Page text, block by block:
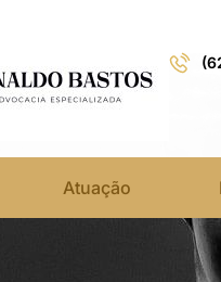
Atuação